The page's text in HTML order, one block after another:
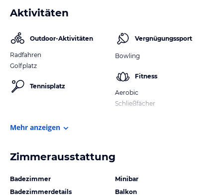
Aktivitäten
Outdoor-Aktivitäten
Radfahren
Golfplatz
Tennisplatz
Vergnügungssport
Bowling
Fitness
Aerobic
Schließfächer
Mehr anzeigen
Zimmerausstattung
Badezimmer
Badezimmerdetails
Minibar
Balkon